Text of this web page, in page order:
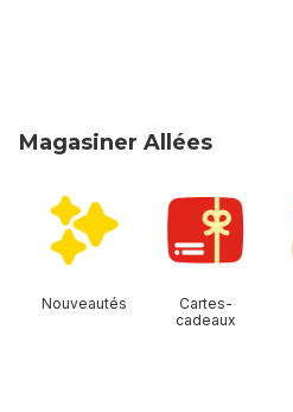
Magasiner Allées
Nouveautés
Cartes-
cadeaux